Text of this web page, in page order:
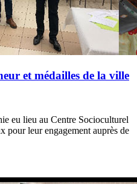
et médailles de la ville
eu lieu au Centre Socioculturel
pour leur engagement auprès de